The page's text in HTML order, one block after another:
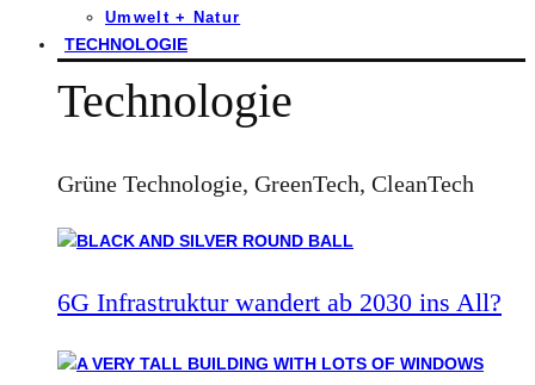
Umwelt + Natur
TECHNOLOGIE
Technologie
Grüne Technologie, GreenTech, CleanTech
6G Infrastruktur wandert ab 2030 ins All?